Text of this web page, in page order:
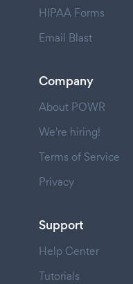
HIPAA Forms
Email Blast
Company
About POWR
We're hiring!
Terms of Service
Privacy
Support
Help Center
Tutorials